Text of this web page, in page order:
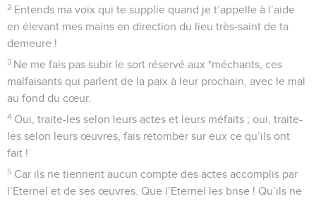
2 Entends ma voix qui te supplie quand je t’appelle à l’aide
en élevant mes mains en direction du lieu très-saint de ta
demeure !
3 Ne me fais pas subir le sort réservé aux *méchants, ces
malfaisants qui parlent de la paix à leur prochain, avec le mal
au fond du cœur.
4 Oui, traite-les selon leurs actes et leurs méfaits ; oui, traite-
les selon leurs œuvres, fais retomber sur eux ce qu’ils ont
fait !
5 Car ils ne tiennent aucun compte des actes accomplis par
l’Eternel et de ses œuvres. Que l’Eternel les brise ! Qu’ils ne